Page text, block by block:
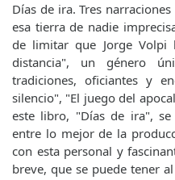
Días de ira. Tres
esa tierra de nadie
de limitar que Jorge Volpi
distancia", un género
tradiciones, oficiantes y
silencio", "El juego del
este libro, "Días de ira",
entre lo mejor de la
con esta personal y
breve, que se puede tener